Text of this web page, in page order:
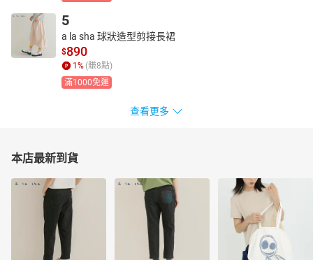
5
a la sha 球狀造型剪接長裙
$890
1 % (賺8點)
滿1000免運
查看更多
本店最新到貨